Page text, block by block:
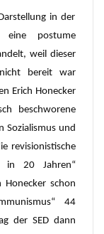
in der
eine postume
weil dieser
bereit war
Erich Honecker
beschworene
Sozialismus und
revisionistische
in 20 Jahren“
schon
44
der SED dann